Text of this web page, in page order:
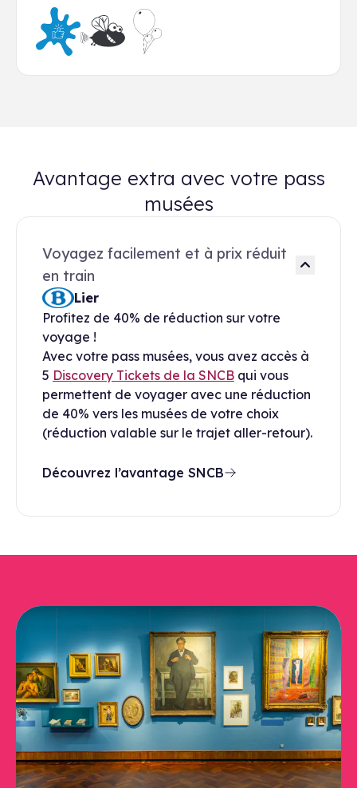
Avantage extra avec votre pass
musées
Voyagez facilement et à prix réduit
en train
Lier
Profitez de 40% de réduction sur votre
voyage !
Avec votre pass musées, vous avez accès à
5 Discovery Tickets de la SNCB qui vous
permettent de voyager avec une réduction
de 40% vers les musées de votre choix
(réduction valable sur le trajet aller-retour).
Découvrez l’avantage SNCB